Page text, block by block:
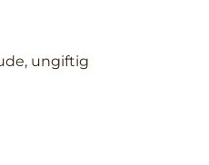
ungiftig